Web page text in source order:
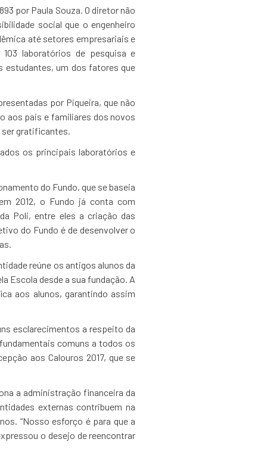
por Paula Souza. O diretor não
social que o engenheiro
até setores empresariais e
laboratórios de pesquisa e
estudantes, um dos fatores que
por Piqueira, que não
aos pais e familiares dos novos
ser gratificantes.
os principais laboratórios e
do Fundo, que se baseia
2012, o Fundo já conta com
Poli, entre eles a criação das
do Fundo é de desenvolver o
reúne os antigos alunos da
Escola desde a sua fundação. A
aos alunos, garantindo assim
esclarecimentos a respeito da
comuns a todos os
aos Calouros 2017, que se
a administração financeira da
externas contribuem na
“Nosso esforço é para que a
o desejo de reencontrar